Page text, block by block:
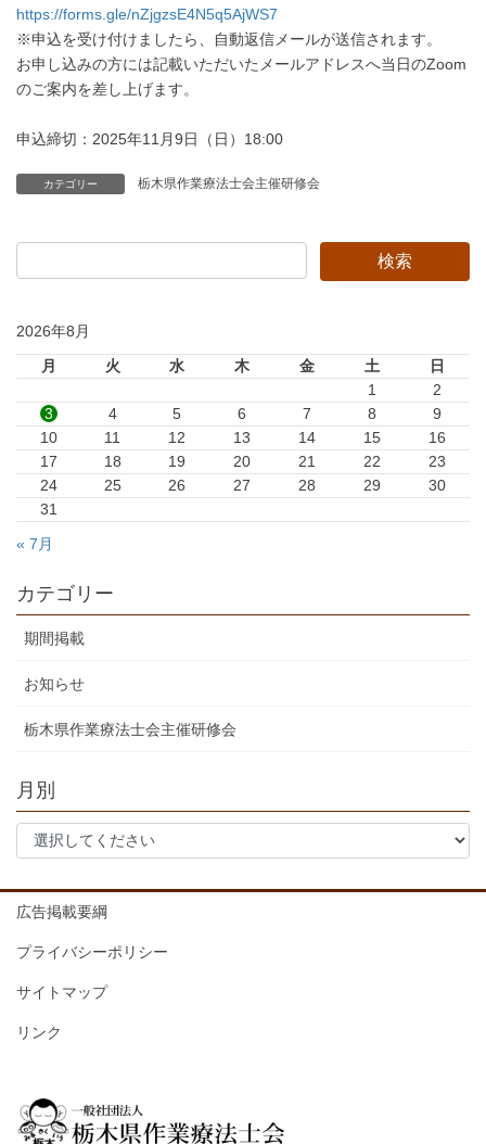
https://forms.gle/nZjgzsE4N5q5AjWS7
※申込を受け付けましたら、自動返信メールが送信されます。
お申し込みの方には記載いただいたメールアドレスへ当日のZoom
のご案内を差し上げます。
申込締切： 2025年11月9日（日） 18:00
カテゴリー 栃木県作業療法士会主催研修会
2026年8月
月 火 水 木 金 土
日
1
2
3
4 5 6 7 8
9
10
11 12 13 14 15
16
17
18 19 20 21 22
23
24
25 26 27 28 29
30
31
« 7月
カテゴリー
期間掲載
お知らせ
栃木県作業療法士会主催研修会
月別
広告掲載要綱
プライバシーポリシー
サイトマップ
リンク